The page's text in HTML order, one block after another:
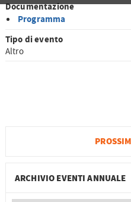
Documentazione
Programma
Tipo di evento
Altro
ARCHIVIO EVENTI ANNUALE